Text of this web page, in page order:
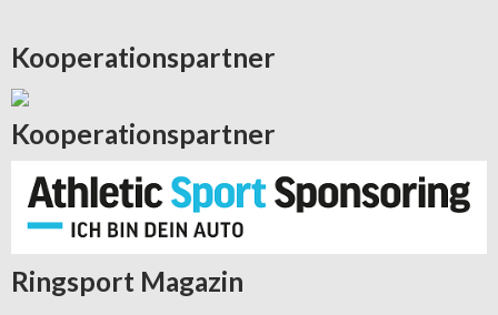
Kooperationspartner
Kooperationspartner
Ringsport Magazin